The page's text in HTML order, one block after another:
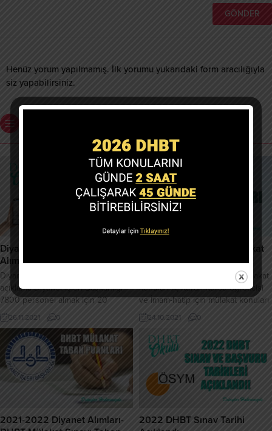
Henüz yorum yapılmamış. İlk yorumu yukarıdaki form aracılığıyla
siz yapabilirsiniz.
Diyanet, 7 Bin 800 Personel
Alımında Son Gün!
Diyanet’ten konuya dair yapılan
açıklama Diyanet İşleri Başkanlığı
7800 personel almak için 20
Ekim’de ilana çıkmıştı. Diyanet,
personel alımı için başvuruları 26
Kasım’a kadar uzattı. 2021 Yılı 4/B
Sözleşmeli Personel (KKÖ, İ-H, M,K)
Alımı Sınavına başvuru süresi
26.11.2021 tarihi saat 16:30’a kadar
uzatılmıştır. İlgililere duyurulur.
26.11.2021 0
Diyanet, 2021 DHBT Mülakat
Konuları Nedir?
Diyanet DHBT Sözlü Sınav mülakat
konuları A) Kuran Kursu öğreticisi
ve İmam-hatip için mülakat konuları
; a) Kur’an-ı Kerim (70 puan), b) Dini
bilgiler (İtikat, ibadet, siyer ve ahlak
konuları) (20 puan), c) Hitabet (10
puan). B) Müezzin-Kayyım için
mülakat konuları; a) Kur’an-ı Kerim
(70 puan), b) Dini bilgiler (itikat,...
24.10.2021 0
2021-2022 Diyanet Alımları-
2022 DHBT Sınav Tarihi